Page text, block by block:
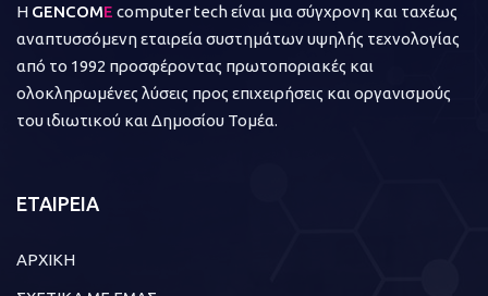
Η GENCOME computer tech είναι μια σύγχρονη και ταχέως
αναπτυσσόμενη εταιρεία συστημάτων υψηλής τεχνολογίας
από το 1992 προσφέροντας πρωτοποριακές και
ολοκληρωμένες λύσεις προς επιχειρήσεις και οργανισμούς
του ιδιωτικού και Δημοσίου Τομέα.
ΕΤΑΙΡΕΙΑ
ΑΡΧΙΚΗ